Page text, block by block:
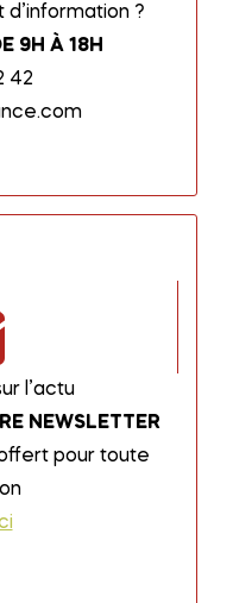
?
9H À 18H
42
l’actu
NEWSLETTER
pour toute